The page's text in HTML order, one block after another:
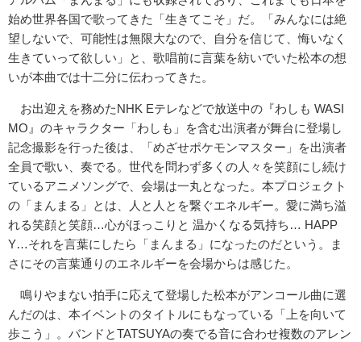
始め世界各国で歌ってきた「生きてこそ」だ。「みんなには絶
望しないで、可能性は無限大なので、自分を信じて、悔いなく
生きていって欲しい」と、歌唱前に言葉を紡いでいた松本の想
いが本曲では十二分に伝わってきた。
お出迎えを務めたNHK Eテレなどで放送中の『わしも WASI
MO』のキャラクター「わしも」を含む出演者が舞台に登場し
記念撮影を行った後は、「めざせポケモンマスター」を出演者
全員で歌い、奏でる。世代を問わず多くの人々を笑顔にし続け
ているアニメソングで、会場は一丸となった。本プロジェクト
の「まんまる」とは、人と人とを繋ぐエネルギー。愛に満ち溢
れる笑顔と笑顔…心がほっこりと 温かくなる気持ち… HAPP
Y…それを言葉にしたら「まんまる」になったのだという。ま
さにその言葉通りのエネルギーを会場からは感じた。
鳴りやまない拍手に応えて登場した松本がアンコール曲に選
んだのは、本イベントのタイトルにもなっている「上を向いて
歩こう」。バンドとTATSUYAの奏でる音に合わせ複数のアレン